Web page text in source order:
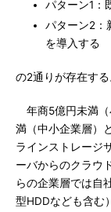
パターン1：
パターン2：
を導入する
の2通りが存在する
年商5億円未満（
満（中小企業層）
ラインストレージ
ーバからのクラウ
らの企業層では自
型HDDなども含む